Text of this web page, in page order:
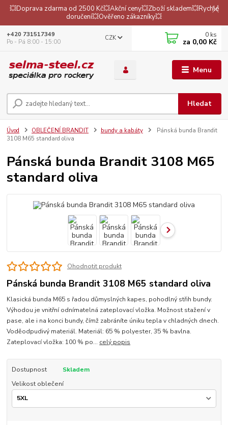
💥Doprava zdarma od 2500 Kč💥Akční ceny💥Zboží skladem💥Rychlé
doručení💥Ověřeno zákazníky💥
Menu
CZK
Hledat
+420 731517349
Po - Pá 8:00 - 15:00
0 ks
za 0,00 Kč
Úvod OBLEČENÍ BRANDIT bundy a kabáty
Pánská bunda Brandit
3108 M65 standard oliva
Pánská bunda Brandit 3108 M65
standard oliva
Ohodnotit produkt
Pánská bunda Brandit 3108 M65 standard oliva
Klasická bunda M65 s řadou důmyslných kapes, pohodlný střih bundy.
Výhodou je vnitřní odnímatelná zateplovací vložka. Možnost stažení v
pase, ale i na konci bundy, čímž zabráníte úniku tepla v chladných dnech.
Voděodpudivý materiál. Materiál: 65 % polyester, 35 % bavlna.
Zateplovací vložka: 100 % po... celý popis
Dostupnost
Skladem
Velikost oblečení